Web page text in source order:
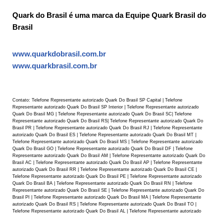
Quark do Brasil é uma marca da Equipe Quark Brasil do
Brasil
www.quarkdobrasil.com.br
www.quarkbrasil.com.br
Contato: Telefone Representante autorizado Quark Do Brasil SP Capital | Telefone
Representante autorizado Quark Do Brasil SP Interior | Telefone Representante autorizado
Quark Do Brasil MG | Telefone Representante autorizado Quark Do Brasil SC| Telefone
Representante autorizado Quark Do Brasil RS| Telefone Representante autorizado Quark Do
Brasil PR | Telefone Representante autorizado Quark Do Brasil RJ | Telefone Representante
autorizado Quark Do Brasil ES | Telefone Representante autorizado Quark Do Brasil MT |
Telefone Representante autorizado Quark Do Brasil MS | Telefone Representante autorizado
Quark Do Brasil GO | Telefone Representante autorizado Quark Do Brasil DF | Telefone
Representante autorizado Quark Do Brasil AM | Telefone Representante autorizado Quark Do
Brasil AC | Telefone Representante autorizado Quark Do Brasil AP | Telefone Representante
autorizado Quark Do Brasil RR | Telefone Representante autorizado Quark Do Brasil CE |
Telefone Representante autorizado Quark Do Brasil PE | Telefone Representante autorizado
Quark Do Brasil BA | Telefone Representante autorizado Quark Do Brasil RN | Telefone
Representante autorizado Quark Do Brasil SE | Telefone Representante autorizado Quark Do
Brasil PI | Telefone Representante autorizado Quark Do Brasil MA | Telefone Representante
autorizado Quark Do Brasil RS | Telefone Representante autorizado Quark Do Brasil TO |
Telefone Representante autorizado Quark Do Brasil AL | Telefone Representante autorizado